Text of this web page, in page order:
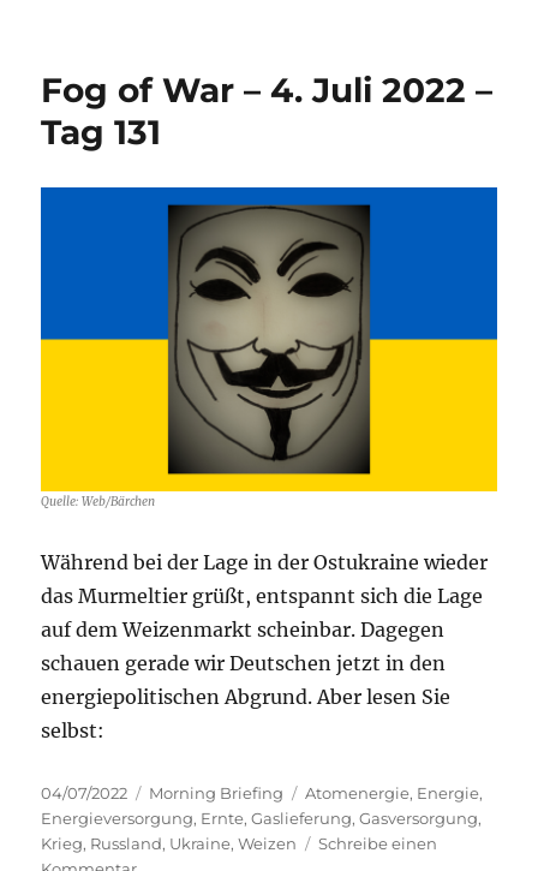
zweistellig!
Fog of War – 4. Juli 2022 –
Tag 131
Quelle: Web/Bärchen
Während bei der Lage in der Ostukraine wieder
das Murmeltier grüßt, entspannt sich die Lage
auf dem Weizenmarkt scheinbar. Dagegen
schauen gerade wir Deutschen jetzt in den
energiepolitischen Abgrund. Aber lesen Sie
selbst:
Veröffentlicht
am
04/07/2022 Kategorien
Morning Briefing Schlagwörter
Atomenergie, Energie,
Energieversorgung, Ernte,Gaslieferung,Gasversorgung,
Krieg, Russland, Ukraine,Weizen
Schreibe einen
zu